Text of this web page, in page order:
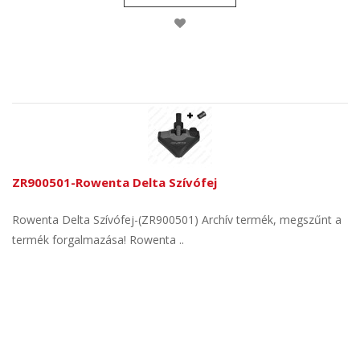
ZR900501-Rowenta Delta Szívófej
Rowenta Delta Szívófej-(ZR900501) Archív termék, megszűnt a
termék forgalmazása! Rowenta ..